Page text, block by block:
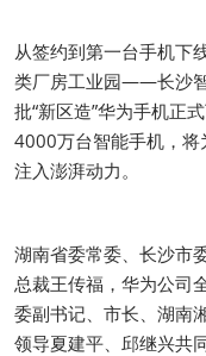
从签约到第一台手机下
类厂房工业园——长沙
批“新区造”华为手机正
4000万台智能手机，将
注入澎湃动力。
湖南省委常委、长沙市
总裁王传福，华为公司
委副书记、市长、湖南
领导夏建平、邱继兴共